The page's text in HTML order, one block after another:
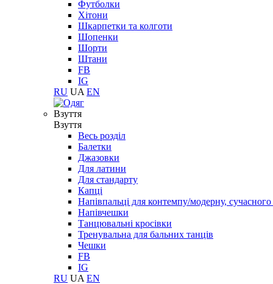
Футболки
Хітони
Шкарпетки та колготи
Шопенки
Шорти
Штани
FB
IG
RU UA EN
Взуття
Взуття
Весь розділ
Балетки
Джазовки
Для латини
Для стандарту
Капці
Напівпальці для контемпу/модерну,
Напівчешки
Танцювальні кросівки
Тренувальна для бальних танців
Чешки
FB
IG
RU UA EN